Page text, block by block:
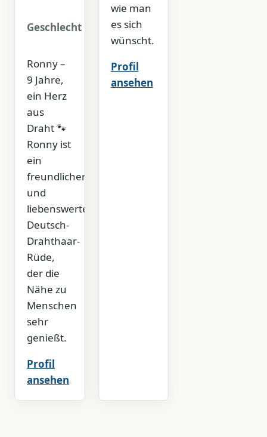
Geschlecht Männlich
Ronny –
9 Jahre,
ein Herz
aus
Draht 🐾
Ronny ist
ein
freundlicher
und
liebenswerter
Deutsch-
Drahthaar-
Rüde,
der die
Nähe zu
Menschen
sehr
genießt.
Profil
ansehen
wie man
es sich
wünscht.
Profil
ansehen